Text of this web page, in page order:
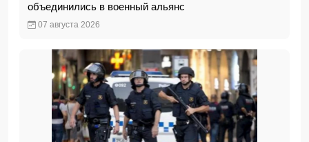
объединились в военный альянс
07 августа 2026